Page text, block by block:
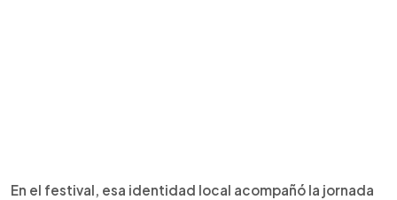
En el festival, esa identidad local acompañó la jornada